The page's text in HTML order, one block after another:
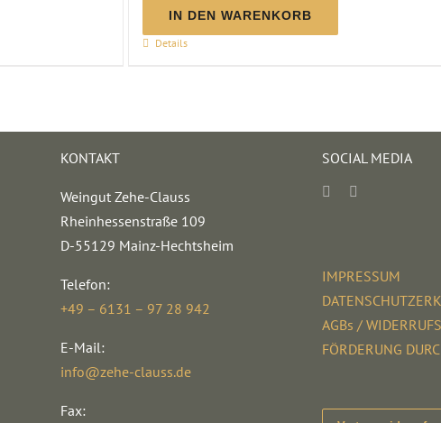
Traubensaft
2025
IN DEN WARENKORB
Details
KONTAKT
Weingut Zehe-Clauss
Rheinhessenstraße 109
D-55129 Mainz-Hechtsheim
Telefon:
+49 – 6131 – 97 28 942
E-Mail:
info@zehe-clauss.de
Fax:
SOCIAL MEDIA
IMPRESSUM
AGBs /
FÖRDERUNG